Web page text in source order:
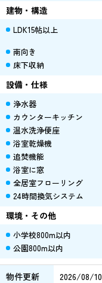
建物・構造
LDK15帖以上
南向き
床下収納
設備・仕様
浄水器
カウンターキッチン
温水洗浄便座
浴室乾燥機
追焚機能
浴室に窓
全居室フローリング
24時間換気システム
環境・その他
小学校800m以内
公園800m以内
物件更新
2026/08/10